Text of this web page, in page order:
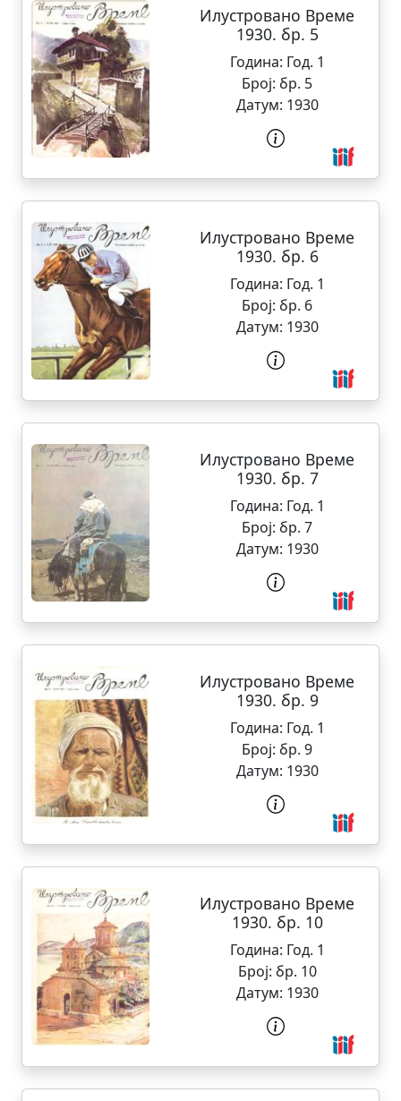
Илустровано Време
1930. бр. 5
Година: Год. 1
Број: бр. 5
Датум: 1930
Илустровано Време
1930. бр. 6
Година: Год. 1
Број: бр. 6
Датум: 1930
Илустровано Време
1930. бр. 7
Година: Год. 1
Број: бр. 7
Датум: 1930
Илустровано Време
1930. бр. 9
Година: Год. 1
Број: бр. 9
Датум: 1930
Илустровано Време
1930. бр. 10
Година: Год. 1
Број: бр. 10
Датум: 1930